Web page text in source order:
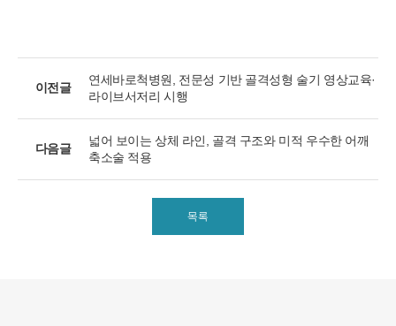
이전글
연세바로척병원, 전문성 기반 골격성형 술기 영상교육·
라이브서저리 시행
다음글
넓어 보이는 상체 라인, 골격 구조와 미적 우수한 어깨
축소술 적용
목록
은 제공하신 개인정보가 어떠한 용도와 방식으로 이용되고 있으며
개인정보 보호를 위해 어떠한 조치가 취해지고 있는지 알려드립니
다.
■ 수집하는 개인정보 항목
1. 연세바로척병원은 회원가입, 원활한 고객상담, 각종 서비스의 제
공을 위해 아래와 같은 개인정보를 수집하고 있습니다.
- 수집항목: 이름, 아이디, 비밀번호, 연락처, 이메일, 나이, 성별, 연